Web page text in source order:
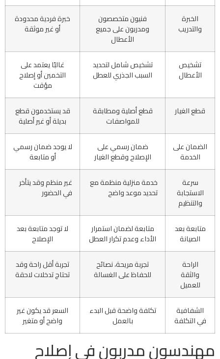
الخبرة
والتدريب
فنيون متخصصون
ومدربون على جميع
الأعطال
خبرة فردية محدودة
أو غير موثقة
تشخيص
الأعطال
تشخيص شامل لتحديد
السبب الجذري للعطل
غالبًا يعتمد على
التخمين أو إصلاح
مؤقت
قطع الغيار
قطع أصلية ومطابقة
للمواصفات
قد يستخدمون قطع
بديلة أو غير أصلية
الضمان على
الخدمة
ضمان رسمي على
الإصلاح وقطع الغيار
لا يوجد ضمان رسمي
أو متابعة
سرعة
الاستجابة
والتنظيم
خدمة منزلية منظمة مع
تحديد موعد واضح
غير منظم وقد يتأخر
في الحضور
متابعة بعد
الصيانة
متابعة لضمان استمرار
الأداء وعدم تكرار العطل
لا توجد متابعة بعد
الإصلاح
الراحة
والثقة
للعميل
تجربة مريحة، نصائح
للحفاظ على الغسالة
تجربة أقل راحة وقد
تحتاج تدخلات لاحقة
الشفافية
في التكلفة
تكلفة واضحة قبل البدء
بالعمل
السعر قد يكون غير
واضح أو متغير
مهندسون مدربون في إصلاح